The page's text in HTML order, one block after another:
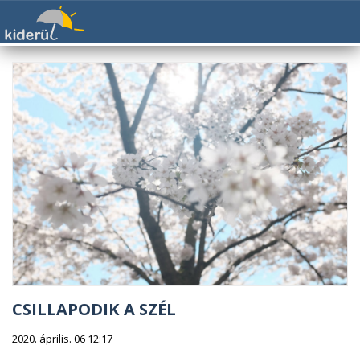
CSILLAPODIK A SZÉL
2020. április. 06 12:17